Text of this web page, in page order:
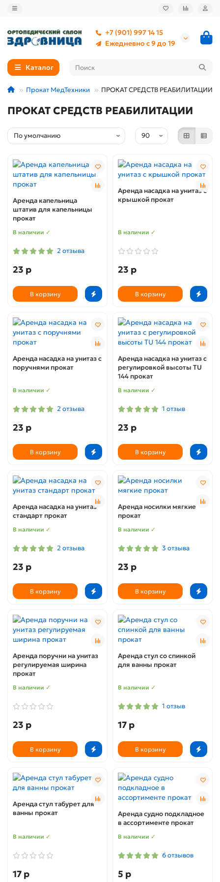
+7 (901) 997 14 15
Ежедневно с 9 до 19
Каталог
Прокат МедТехники ПРОКАТ СРЕДСТВ РЕАБИЛИТАЦИИ
ПРОКАТ СРЕДСТВ РЕАБИЛИТАЦИИ
Аренда капельница
штатив для капельницы
прокат
В наличии ✓
2 отзыва
23 р
В корзину
Аренда насадка на унитаз с
крышкой прокат
В наличии ✓
23 р
В корзину
Аренда насадка на унитаз с
поручнями прокат
В наличии ✓
2 отзыва
23 р
В корзину
Аренда насадка на унитаз с
регулировкой высоты TU
144 прокат
В наличии ✓
1 отзыв
23 р
В корзину
Аренда насадка на унитаз
стандарт прокат
В наличии ✓
2 отзыва
23 р
В корзину
Аренда носилки мягкие
прокат
В наличии ✓
3 отзыва
23 р
В корзину
Аренда поручни на унитаз
регулируемая ширина
прокат
В наличии ✓
23 р
В корзину
Аренда стул со спинкой
для ванны прокат
В наличии ✓
1 отзыв
17 р
В корзину
Аренда стул табурет для
ванны прокат
В наличии ✓
17 р
Аренда судно подкладное
в ассортименте прокат
В наличии ✓
6 отзывов
5 р